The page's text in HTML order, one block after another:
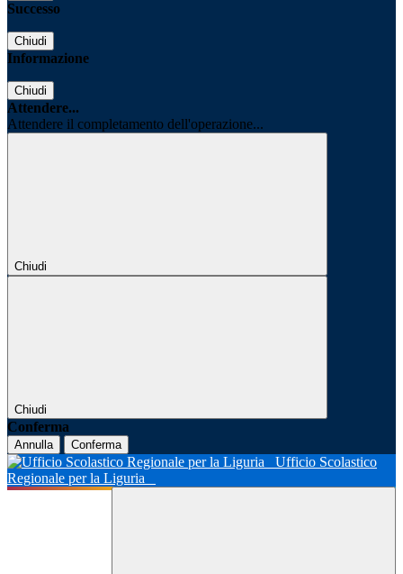
Successo
Chiudi
Informazione
Chiudi
Attendere...
Attendere il completamento dell'operazione...
Chiudi
Chiudi
Conferma
Annulla Conferma
Ufficio Scolastico
Regionale per la Liguria